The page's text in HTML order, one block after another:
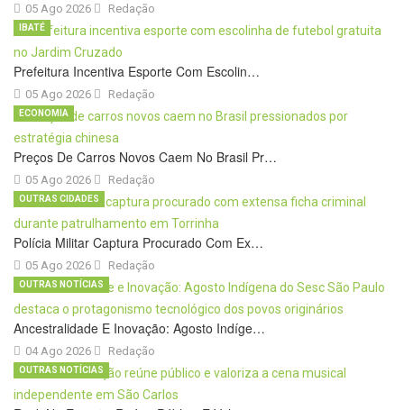
05 Ago 2026 Redação
Prefeitura Incentiva Esporte Com Escolin…
05 Ago 2026
IBATÉ
Redação
Preços De Carros Novos Caem No Brasil Pr…
05 Ago 2026
ECONOMIA
Redação
Polícia Militar Captura Procurado Com Ex…
05 Ago 2026
OUTRAS CIDADES
Redação
Ancestralidade E Inovação: Agosto Indíge…
04 Ago 2026
OUTRAS NOTÍCIAS
Redação
OUTRAS NOTÍCIAS